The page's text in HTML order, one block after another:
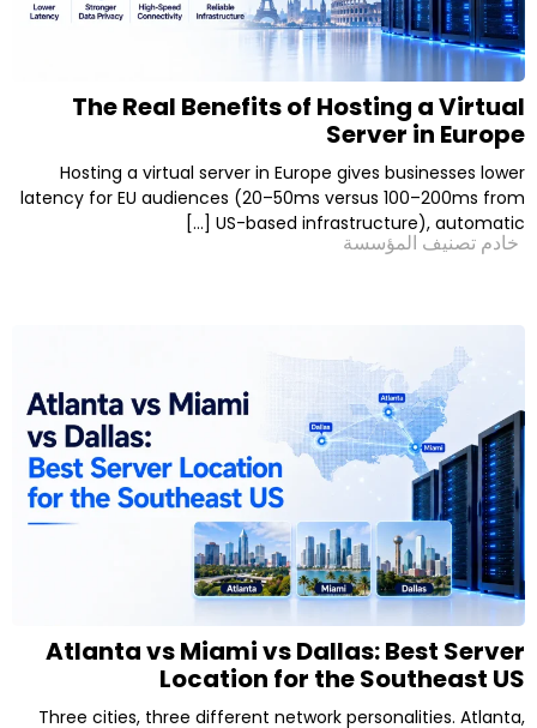
The Real Benefits of
Hosting a virtual server in Europe gives
latency for EU audiences (20–50ms versus
US-based
Atlanta vs Miami vs Dallas:
Location for the
Three cities, three different network